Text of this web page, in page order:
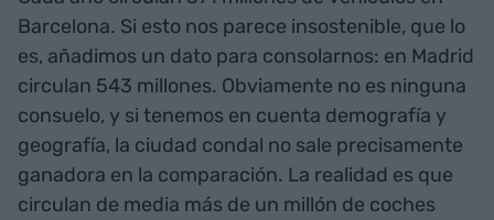
Barcelona. Si esto nos parece insostenible, que lo
es, añadimos un dato para consolarnos: en Madrid
circulan 543 millones. Obviamente no es ninguna
consuelo, y si tenemos en cuenta demografía y
geografía, la ciudad condal no sale precisamente
ganadora en la comparación. La realidad es que
circulan de media más de un millón de coches